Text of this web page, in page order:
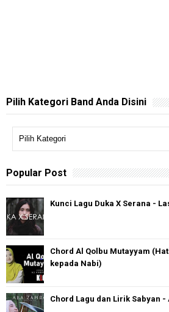
Pilih Kategori Band Anda Disini
Popular Post
Kunci Lagu Duka X Serana -
Chord Al Qolbu Mutayyam
kepada Nabi)
Chord Lagu dan Lirik Sabyan -